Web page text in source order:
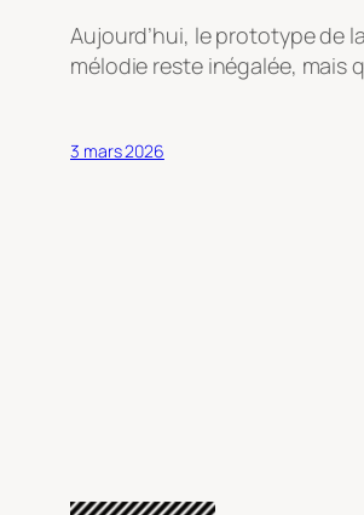
Aujourd’hui, le prototype de
mélodie reste inégalée, mais
3 mars 2026